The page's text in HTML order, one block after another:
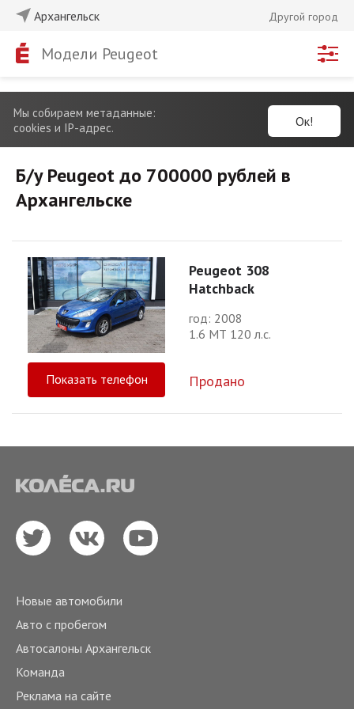
Архангельск Другой город
Модели Peugeot
Мы собираем метаданные:
cookies и IP-адрес.
Ок!
Б/у Peugeot до 700000 рублей в
Архангельске
Peugeot 308
Hatchback
год: 2008
1.6 МТ 120 л.с.
Показать телефон Продано
Новые автомобили
Авто с пробегом
Автосалоны Архангельск
Команда
Реклама на сайте